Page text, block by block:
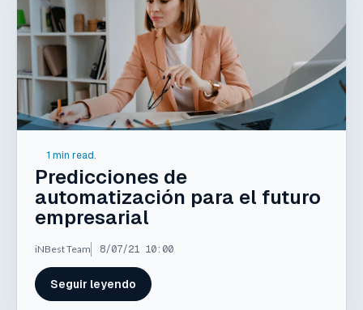
1 min read.
Predicciones de
automatización para el futuro
empresarial
iNBest Team 8/07/21 10:00
Seguir leyendo